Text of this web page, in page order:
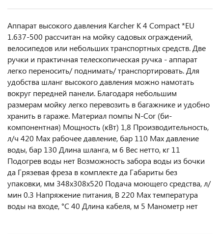
Аппарат высокого давления Karcher K 4 Compact *EU
1.637-500 рассчитан на мойку садовых ограждений,
велосипедов или небольших транспортных средств. Две
ручки и практичная телескопическая ручка - аппарат
легко переносить/ поднимать/ транспортировать. Для
удобства шланг высокого давления можно намотать
вокруг передней панели. Благодаря небольшим
размерам мойку легко перевозить в багажнике и удобно
хранить в гараже. Материал помпы N-Cor (би-
компонентная) Мощность (кВт) 1,8 Производительность,
л/ч 420 Мах рабочее давление, бар 110 Max давление
воды, бар 130 Длина шланга, м 6 Вес нетто, кг 11
Подогрев воды нет Возможность забора воды из бочки
да Грязевая фреза в комплекте да Габариты без
упаковки, мм 348х308х520 Подача моющего средства, л/
мин 0.3 Напряжение питания, В 220 Max температура
воды на входе, °С 40 Длина кабеля, м 5 Манометр нет